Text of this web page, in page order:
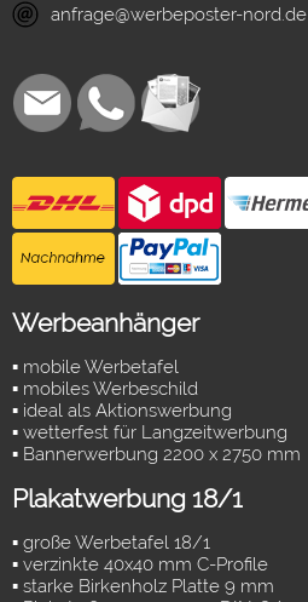
anfrage@werbeposter-nord.de
Werbeanhänger
▪ mobile Werbetafel
▪ mobiles Werbeschild
▪ ideal als Aktionswerbung
▪ wetterfest für Langzeitwerbung
▪ Bannerwerbung 2200 x 2750 mm
Plakatwerbung 18/1
▪ große Werbetafel 18/1
▪ verzinkte 40x40 mm C-Profile
▪ starke Birkenholz Platte 9 mm